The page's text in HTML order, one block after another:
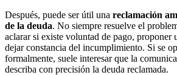
Después, puede ser útil una reclamación
de la deuda. No siempre resuelve el
aclarar si existe voluntad de pago, proponer
dejar constancia del incumplimiento. Si se
formalmente, suele interesar que la
describa con precisión la deuda reclamada.